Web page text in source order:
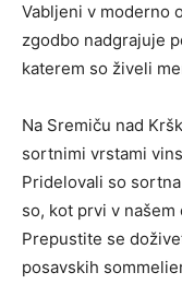
Vabljeni v moderno
zgodbo nadgrajuje
katerem so živeli
Na Sremiču nad
sortnimi vrstami
Pridelovali so
so, kot prvi v
Prepustite se
posavskih